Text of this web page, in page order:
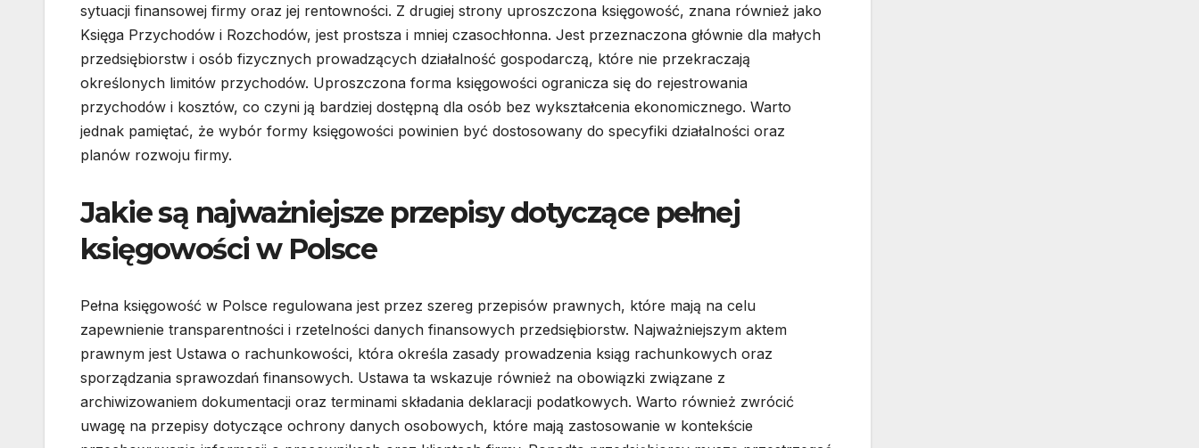
sytuacji finansowej firmy oraz jej rentowności. Z drugiej strony uproszczona księgowość, znana również jako
Księga Przychodów i Rozchodów, jest prostsza i mniej czasochłonna. Jest przeznaczona głównie dla małych
przedsiębiorstw i osób fizycznych prowadzących działalność gospodarczą, które nie przekraczają
określonych limitów przychodów. Uproszczona forma księgowości ogranicza się do rejestrowania
przychodów i kosztów, co czyni ją bardziej dostępną dla osób bez wykształcenia ekonomicznego. Warto
jednak pamiętać, że wybór formy księgowości powinien być dostosowany do specyfiki działalności oraz
planów rozwoju firmy.
Jakie są najważniejsze przepisy dotyczące pełnej
księgowości w Polsce
Pełna księgowość w Polsce regulowana jest przez szereg przepisów prawnych, które mają na celu
zapewnienie transparentności i rzetelności danych finansowych przedsiębiorstw. Najważniejszym aktem
prawnym jest Ustawa o rachunkowości, która określa zasady prowadzenia ksiąg rachunkowych oraz
sporządzania sprawozdań finansowych. Ustawa ta wskazuje również na obowiązki związane z
archiwizowaniem dokumentacji oraz terminami składania deklaracji podatkowych. Warto również zwrócić
uwagę na przepisy dotyczące ochrony danych osobowych, które mają zastosowanie w kontekście